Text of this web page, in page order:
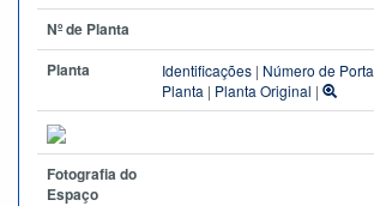
Nº de Planta
Planta
Identificações | Número de Porta
Planta | Planta Original |
Fotografia do
Espaço